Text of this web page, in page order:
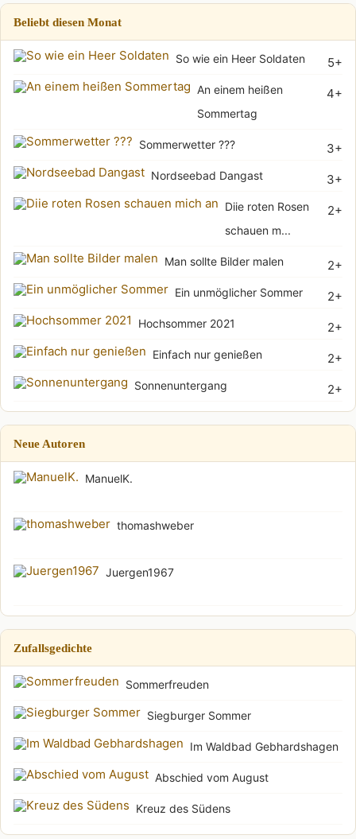
Beliebt diesen Monat
5+
So wie ein Heer Soldaten
4+
An einem heißen
Sommertag
3+
Sommerwetter ???
3+
Nordseebad Dangast
2+
Diie roten Rosen
schauen m...
2+
Man sollte Bilder malen
2+
Ein unmöglicher Sommer
2+
Hochsommer 2021
2+
Einfach nur genießen
2+
Sonnenuntergang
Neue Autoren
ManuelK.
thomashweber
Juergen1967
Zufallsgedichte
Sommerfreuden
Siegburger Sommer
Im Waldbad Gebhardshagen
Abschied vom August
Kreuz des Südens